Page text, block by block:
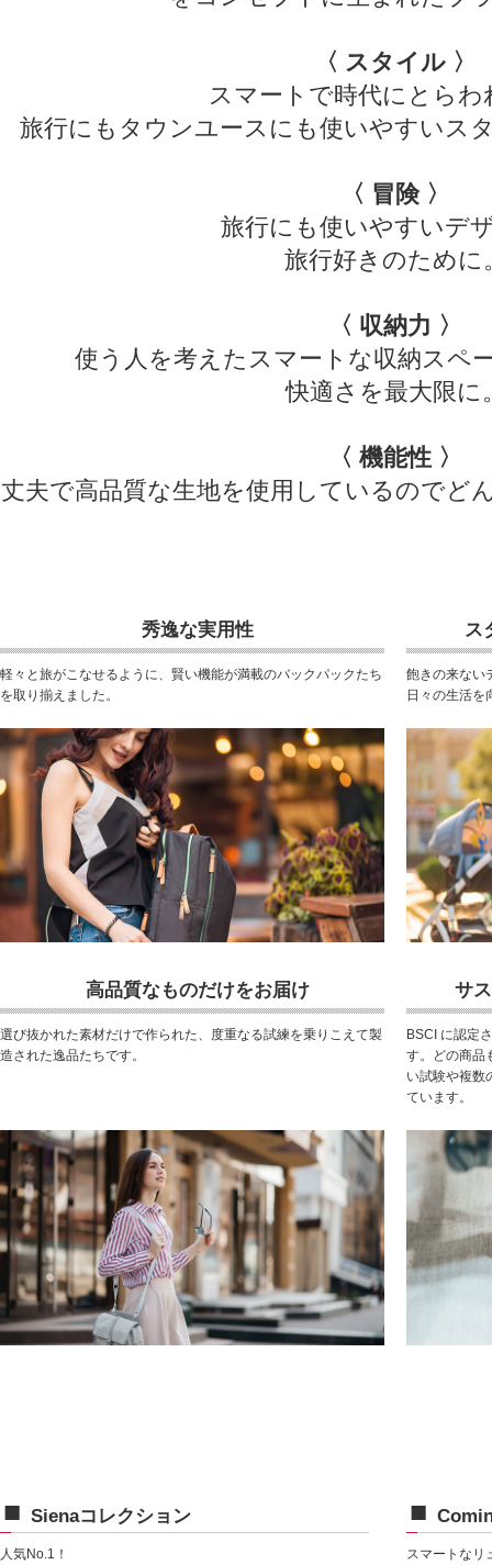
〈 スタイル 〉
スマートで時代にとらわ
旅行にもタウンユースにも使いやすいス
〈 冒険 〉
旅行にも使いやすいデ
旅行好きのために
〈 収納力 〉
使う人を考えたスマートな収納スペ
快適さを最大限に
〈 機能性 〉
丈夫で高品質な生地を使用しているのでど
秀逸な実用性
軽々と旅がこなせるように、賢い機能が満載のバックパックたち
を取り揃えました。
ス
飽きの来ない
日々の生活を
高品質なものだけをお届け
選び抜かれた素材だけで作られた、度重なる試練を乗りこえて製
造された逸品たちです。
サ
BSCI に認定
す。どの商品
い試験や複数
ています。
Sienaコレクション
人気No.1！
スマートなリ